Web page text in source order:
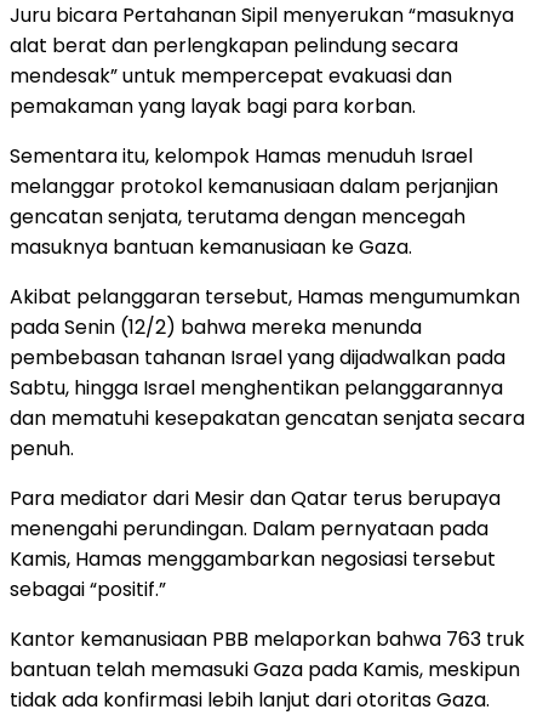
Juru bicara Pertahanan Sipil menyerukan “masuknya
alat berat dan perlengkapan pelindung secara
mendesak” untuk mempercepat evakuasi dan
pemakaman yang layak bagi para korban.
Sementara itu, kelompok Hamas menuduh Israel
melanggar protokol kemanusiaan dalam perjanjian
gencatan senjata, terutama dengan mencegah
masuknya bantuan kemanusiaan ke Gaza.
Akibat pelanggaran tersebut, Hamas mengumumkan
pada Senin (12/2) bahwa mereka menunda
pembebasan tahanan Israel yang dijadwalkan pada
Sabtu, hingga Israel menghentikan pelanggarannya
dan mematuhi kesepakatan gencatan senjata secara
penuh.
Para mediator dari Mesir dan Qatar terus berupaya
menengahi perundingan. Dalam pernyataan pada
Kamis, Hamas menggambarkan negosiasi tersebut
sebagai “positif.”
Kantor kemanusiaan PBB melaporkan bahwa 763 truk
bantuan telah memasuki Gaza pada Kamis, meskipun
tidak ada konfirmasi lebih lanjut dari otoritas Gaza.